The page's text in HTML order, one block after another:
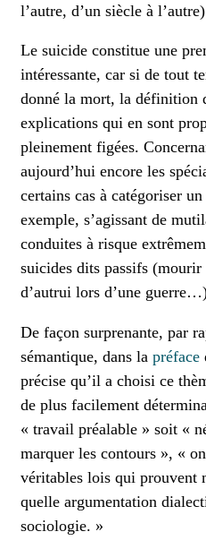
l’autre, d’un siècle à
Le suicide constitue une
intéressante, car si de tout
donné la mort, la définition
explications qui en sont
pleinement figées.
aujourd’hui encore les
certains cas à catégoriser
exemple, s’agissant de
conduites à risque
suicides dits passifs
d’autrui lors d’une
De façon surprenante, par
sémantique, dans la préface
précise qu’il a choisi ce
de plus facilement
« travail préalable » soit «
marquer les contours », «
véritables lois qui prouvent
quelle argumentation
sociologie. »